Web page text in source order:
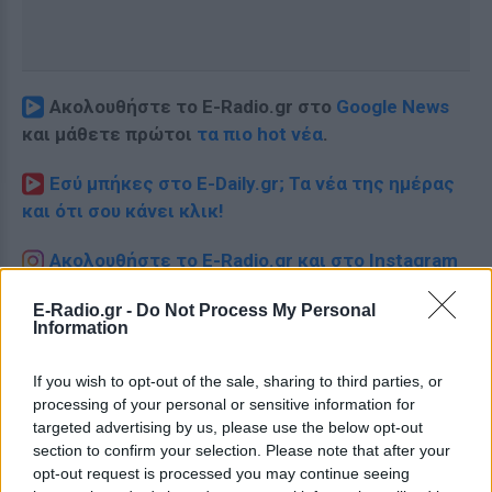
E-Radio.gr - Do Not Process My Personal
Information
If you wish to opt-out of the sale, sharing to third parties, or
processing of your personal or sensitive information for
targeted advertising by us, please use the below opt-out
section to confirm your selection. Please note that after your
opt-out request is processed you may continue seeing
Ακολουθήστε το E-Radio.gr στο Google News
και μάθετε πρώτοι τα πιο hot νέα.
Εσύ μπήκες στο E-Daily.gr; Τα νέα της ημέρας
και ότι σου κάνει κλικ!
Ακολουθήστε το E-Radio.gr και στο Instagram
ΔΙΑΦΗΜΙΣΗ